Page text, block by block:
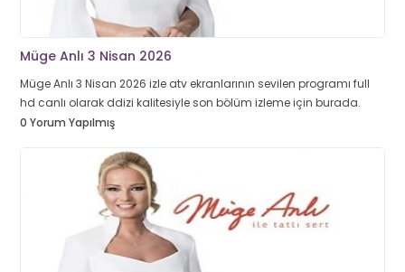
Müge Anlı 3 Nisan 2026
Müge Anlı 3 Nisan 2026 izle atv ekranlarının sevilen programı full
hd canlı olarak ddizi kalitesiyle son bölüm izleme için burada.
0 Yorum Yapılmış